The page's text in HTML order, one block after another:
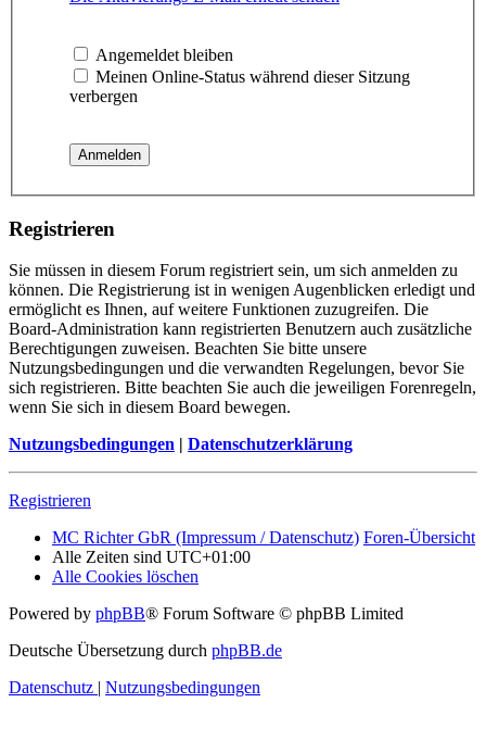
Angemeldet bleiben
Meinen Online-Status während dieser Sitzung
verbergen
Registrieren
Sie müssen in diesem Forum registriert sein, um sich anmelden zu
können. Die Registrierung ist in wenigen Augenblicken erledigt und
ermöglicht es Ihnen, auf weitere Funktionen zuzugreifen. Die
Board-Administration kann registrierten Benutzern auch zusätzliche
Berechtigungen zuweisen. Beachten Sie bitte unsere
Nutzungsbedingungen und die verwandten Regelungen, bevor Sie
sich registrieren. Bitte beachten Sie auch die jeweiligen Forenregeln,
wenn Sie sich in diesem Board bewegen.
Nutzungsbedingungen | Datenschutzerklärung
Registrieren
MC Richter GbR (Impressum / Datenschutz) Foren-Übersicht
Alle Zeiten sind UTC+01:00
Alle Cookies löschen
Powered by phpBB® Forum Software © phpBB Limited
Deutsche Übersetzung durch phpBB.de
Datenschutz | Nutzungsbedingungen